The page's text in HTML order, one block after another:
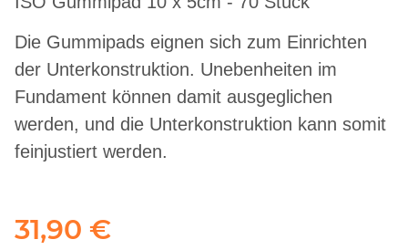
Die Gummipads eignen sich zum Einrichten
der Unterkonstruktion. Unebenheiten im
Fundament können damit ausgeglichen
werden, und die Unterkonstruktion kann somit
feinjustiert werden.
31,90 €